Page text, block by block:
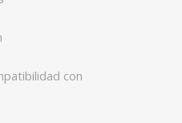
con